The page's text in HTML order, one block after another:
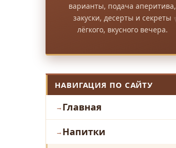
варианты, подача аперитива,
закуски, десерты и секреты
лёгкого, вкусного вечера.
НАВИГАЦИЯ ПО САЙТУ
Главная
Напитки